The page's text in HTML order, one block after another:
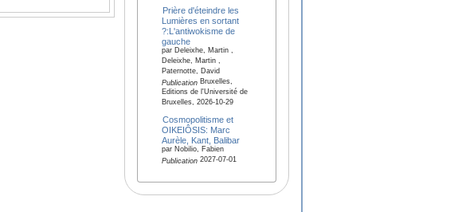
Prière d'éteindre les
Lumières en sortant
?:L'antiwokisme de
gauche
par Deleixhe, Martin ,
Deleixhe, Martin ,
Paternotte, David
PublicationBruxelles,
Editions de l'Université de
Bruxelles, 2026-10-29
Cosmopolitisme et
OIKEIÔSIS: Marc
Aurèle, Kant, Balibar
par Nobilio, Fabien
Publication2027-07-01